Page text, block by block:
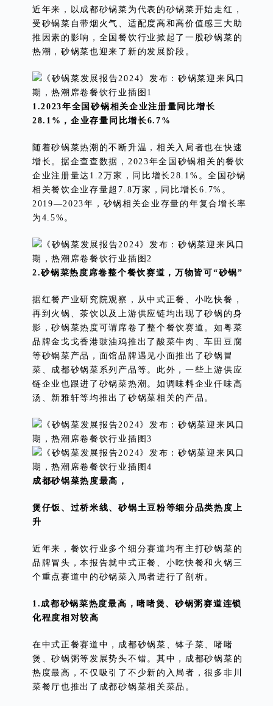
近年来，以成都砂锅菜为代表的砂锅菜开始走红，
受砂锅菜自带烟火气、适配度高和高价值感三大助
推因素的影响，全国餐饮行业掀起了一股砂锅菜的
热潮，砂锅菜也迎来了新的发展阶段。
1.2023年全国砂锅相关企业注册量同比增长
28.1%，企业存量同比增长6.7%
随着砂锅菜热潮的不断升温，相关入局者也在快速
增长。据企查查数据，2023年全国砂锅相关的餐饮
企业注册量达1.2万家，同比增长28.1%。全国砂锅
相关餐饮企业存量超7.8万家，同比增长6.7%。
2019—2023年，砂锅相关企业存量的年复合增长率
为4.5%。
2.砂锅菜热度席卷整个餐饮赛道，万物皆可“砂锅”
据红餐产业研究院观察，从中式正餐、小吃快餐，
再到火锅、茶饮以及上游供应链均出现了砂锅的身
影，砂锅菜热度可谓席卷了整个餐饮赛道。如粤菜
品牌金戈戈香港豉油鸡推出了酸菜牛肉、车田豆腐
等砂锅菜产品，面馆品牌遇见小面推出了砂锅冒
菜、成都砂锅菜系列产品等。此外，一些上游供应
链企业也跟进了砂锅菜热潮。如调味料企业仟味高
汤、新雅轩等均推出了砂锅菜相关的产品。
成都砂锅菜热度最高，
煲仔饭、过桥米线、砂锅土豆粉等细分品类热度上
升
近年来，餐饮行业多个细分赛道均有主打砂锅菜的
品牌冒头，本报告就中式正餐、小吃快餐和火锅三
个重点赛道中的砂锅菜入局者进行了剖析。
1.成都砂锅菜热度最高，啫啫煲、砂锅粥赛道连锁
化程度相对较高
在中式正餐赛道中，成都砂锅菜、钵子菜、啫啫
煲、砂锅粥等发展势头不错。其中，成都砂锅菜的
热度最高，不仅吸引了不少新的入局者，很多非川
菜餐厅也推出了成都砂锅菜相关菜品。